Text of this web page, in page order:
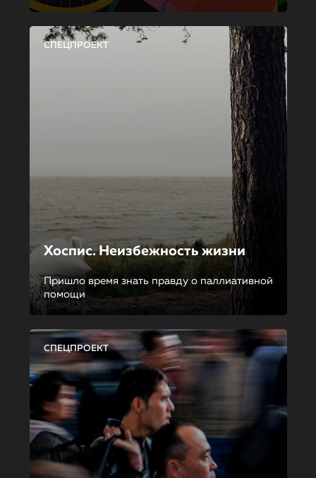
СПЕЦПРОЕКТ
Хоспис. Неизбежность жизни
Пришло время знать правду о паллиативной
помощи
СПЕЦПРОЕКТ